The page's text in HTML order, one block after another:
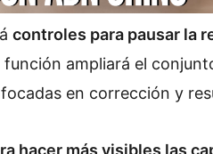
controles para pausar la
ampliará el
en corrección y
hacer más visibles las